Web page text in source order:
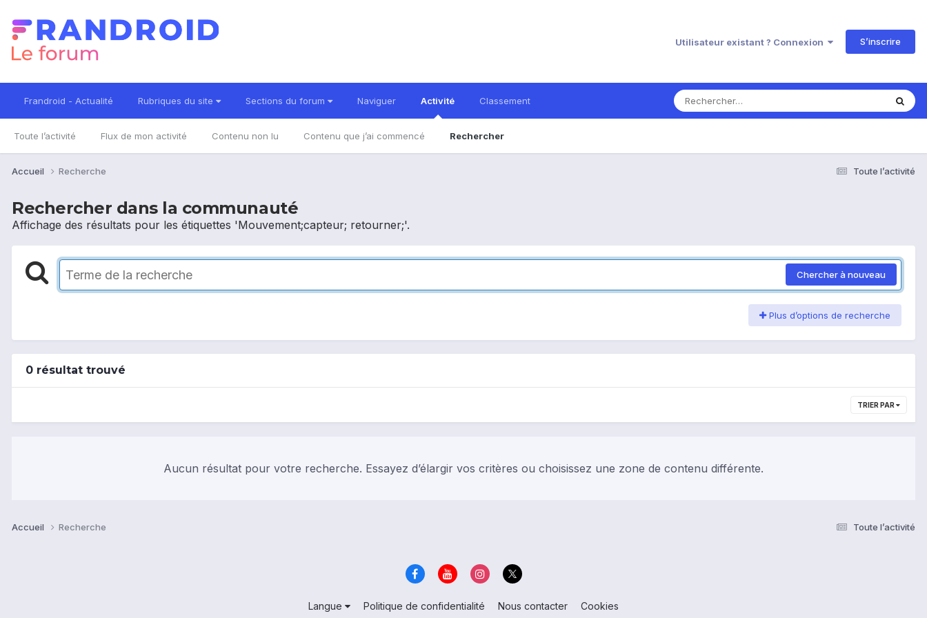
Utilisateur existant ? Connexion S’inscrire
Frandroid - Actualité Rubriques du site Sections du forum Naviguer Activité
Toute l’activité Flux de mon activité Contenu non lu Contenu que j’ai commencé Rechercher
Classement
Toute l’activité
Accueil Recherche
Rechercher dans la communauté
Affichage des résultats pour les étiquettes 'Mouvement;capteur; retourner;'.
Chercher à nouveau
Plus d’options de recherche
0 résultat trouvé
TRIER PAR
Aucun résultat pour votre recherche. Essayez d’élargir vos critères ou choisissez une zone de contenu différente.
Toute l’activité
Accueil Recherche
Langue Politique de confidentialité Nous contacter Cookies